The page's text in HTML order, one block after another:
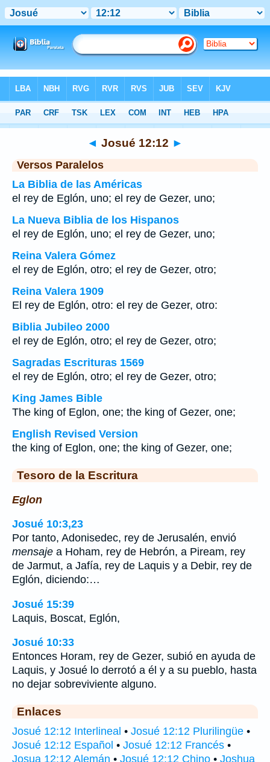
>Josué > Capítulo 12> Verso 12
◄ Josué 12:12 ►
Versos Paralelos
La Biblia de las Américas
el rey de Eglón, uno; el rey de Gezer, uno;
La Nueva Biblia de los Hispanos
el rey de Eglón, uno; el rey de Gezer, uno;
Reina Valera Gómez
el rey de Eglón, otro; el rey de Gezer, otro;
Reina Valera 1909
El rey de Eglón, otro: el rey de Gezer, otro:
Biblia Jubileo 2000
el rey de Eglón, otro; el rey de Gezer, otro;
Sagradas Escrituras 1569
el rey de Eglón, otro; el rey de Gezer, otro;
King James Bible
The king of Eglon, one; the king of Gezer, one;
English Revised Version
the king of Eglon, one; the king of Gezer, one;
Tesoro de la Escritura
Eglon
Josué 10:3,23
Por tanto, Adonisedec, rey de Jerusalén, envió
mensaje a Hoham, rey de Hebrón, a Piream, rey
de Jarmut, a Jafía, rey de Laquis y a Debir, rey de
Eglón, diciendo:…
Josué 15:39
Laquis, Boscat, Eglón,
Josué 10:33
Entonces Horam, rey de Gezer, subió en ayuda de
Laquis, y Josué lo derrotó a él y a su pueblo, hasta
no dejar sobreviviente alguno.
Enlaces
Josué 12:12 Interlineal • Josué 12:12 Plurilingüe •
Josué 12:12 Español • Josué 12:12 Francés •
Josua 12:12 Alemán • Josué 12:12 Chino • Joshua